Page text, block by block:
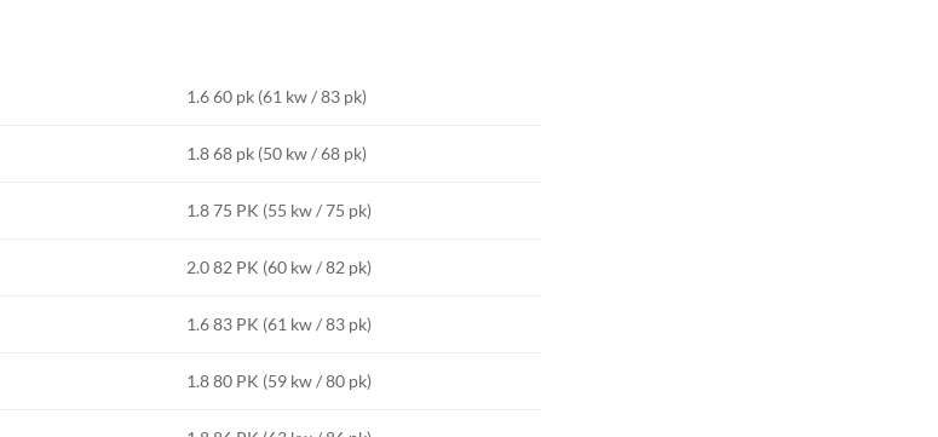
1.6 60 pk (61 kw / 83 pk)
1.8 68 pk (50 kw / 68 pk)
1.8 75 PK (55 kw / 75 pk)
2.0 82 PK (60 kw / 82 pk)
1.6 83 PK (61 kw / 83 pk)
1.8 80 PK (59 kw / 80 pk)